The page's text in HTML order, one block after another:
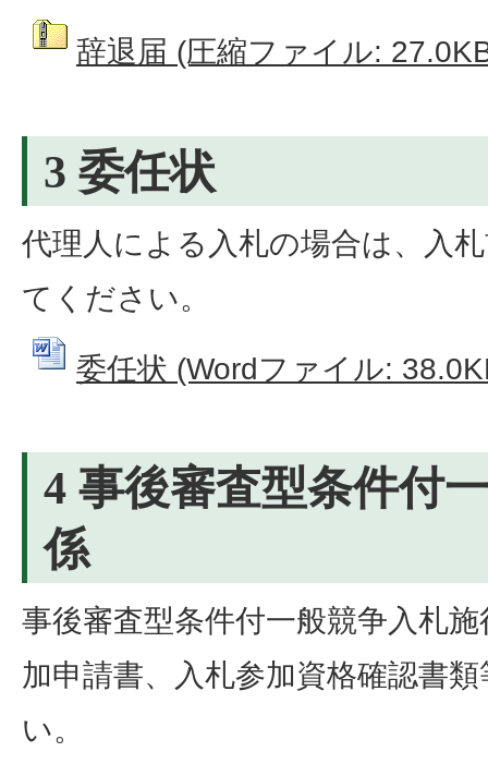
辞退届 (圧縮ファイル:
3 委任状
代理人による入札の場合は、入
てください。
委任状 (Wordファイル:
4 事後審査型条件付
係
事後審査型条件付一般競争入札
加申請書、入札参加資格確認書
い。